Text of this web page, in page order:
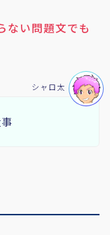
ない問題文でも
シャロ太